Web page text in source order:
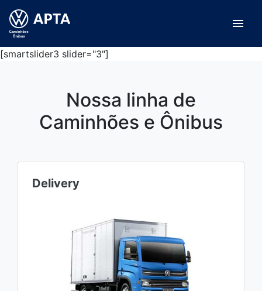
menu
[smartslider3 slider="3"]
Nossa linha de
Caminhões e Ônibus
Delivery